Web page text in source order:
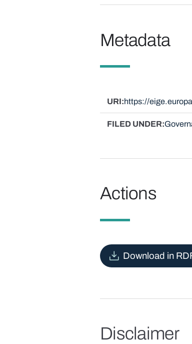
Metadata
URI https://
FILED UNDER
Actions
Download in
Disclaimer